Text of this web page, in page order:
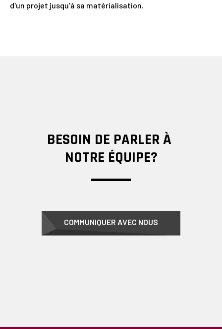
d'un projet jusqu'à sa matérialisation.
BESOIN DE PARLER À
NOTRE ÉQUIPE?
COMMUNIQUER AVEC NOUS